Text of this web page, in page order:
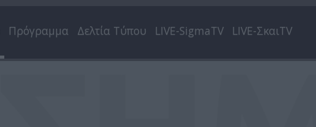
Πρόγραμμα Δελτία Τύπου LIVE-SigmaTV LIVE-ΣκαιTV